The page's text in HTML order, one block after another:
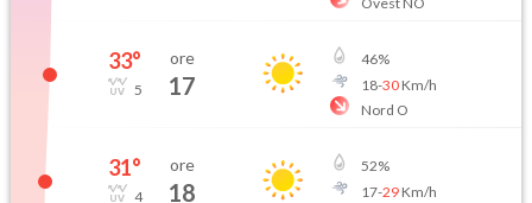
33°
5
ore
17
46%
18-30Km/h
Nord O
31°
4
ore
18
52%
17-29Km/h